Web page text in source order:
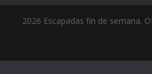
2026 Escapadas fin de semana.